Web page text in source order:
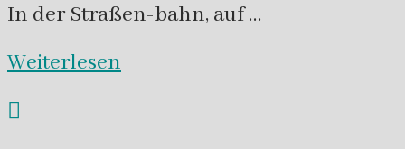
In der Straßen-bahn, auf …
Weiterlesen